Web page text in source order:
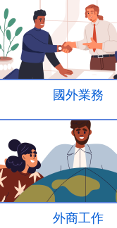
國外業務
外商工作